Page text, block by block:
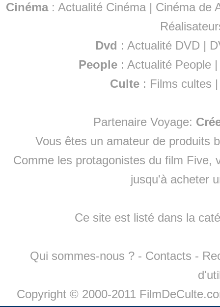
Cinéma: Actualité Cinéma | Cinéma de
Dvd : Actualité DVD |
People :Actualité People
Culte : Films cultes
Partenaire Voyage:
Vous êtes un amateur de produits
Comme les protagonistes du film Five,
jusqu'à acheter
Ce site est listé dans la
Qui sommes-nous ? - Contacts -
Copyright © 2000-2011